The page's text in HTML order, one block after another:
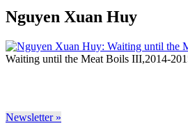
Nguyen Xuan Huy
Waiting until the Meat Boils III,2014-
Newsletter »